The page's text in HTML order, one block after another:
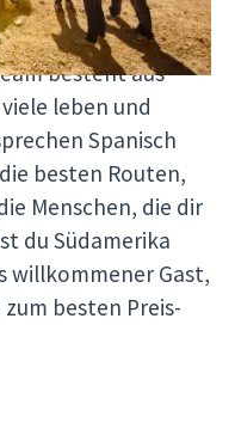
Preise
über
besteht aus
leben und
Spanisch
besten Routen,
Menschen, die dir
du Südamerika
willkommener Gast,
besten Preis-